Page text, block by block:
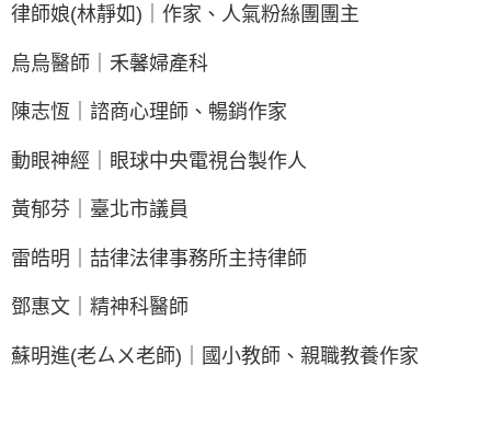
律師娘(林靜如)｜作家、人氣粉絲團團主
烏烏醫師｜禾馨婦產科
陳志恆｜諮商心理師、暢銷作家
動眼神經｜眼球中央電視台製作人
黃郁芬｜臺北市議員
雷皓明｜喆律法律事務所主持律師
鄧惠文｜精神科醫師
蘇明進(老ㄙㄨ老師)｜國小教師、親職教養作家